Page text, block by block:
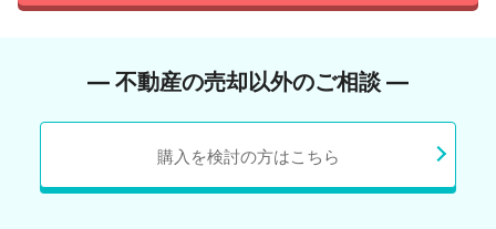
― 不動産の売却以外のご相談 ―
購入を検討の方はこちら